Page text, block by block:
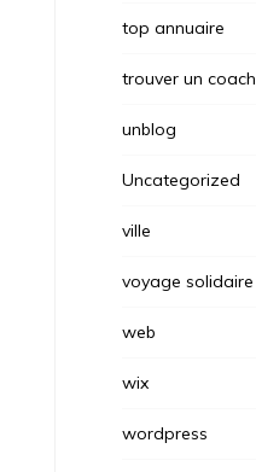
top annuaire
trouver un coach
unblog
Uncategorized
ville
voyage solidaire
web
wix
wordpress